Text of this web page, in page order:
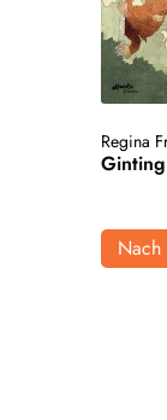
Regina
Nach